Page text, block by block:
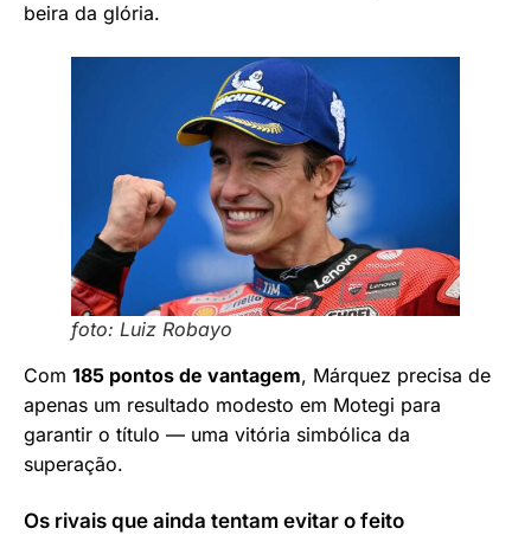
beira da glória.
foto: Luiz Robayo
Com 185 pontos de vantagem, Márquez precisa de
apenas um resultado modesto em Motegi para
garantir o título — uma vitória simbólica da
superação.
Os rivais que ainda tentam evitar o feito